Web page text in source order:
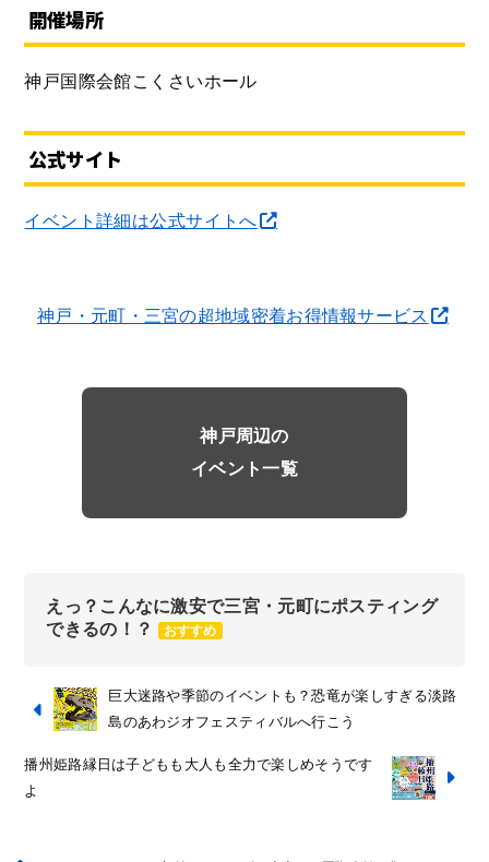
開催場所
神戸国際会館こくさいホール
公式サイト
イベント詳細は公式サイトへ
神戸・元町・三宮の超地域密着お得情報サービス
神戸周辺の
イベント一覧
えっ？こんなに激安で三宮・元町にポスティング
できるの！？
おすすめ
巨大迷路や季節のイベントも？恐竜が楽しすぎる淡路
島のあわジオフェスティバルへ行こう
播州姫路縁日は子どもも大人も全力で楽しめそうです
よ